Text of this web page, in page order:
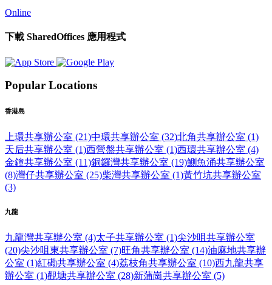
Online
下載 SharedOffices 應用程式
Popular Locations
香港島
上環共享辦公室 (21)中環共享辦公室 (32)北角共享辦公室 (1)
天后共享辦公室 (1)西營盤共享辦公室 (1)西環共享辦公室 (4)
金鐘共享辦公室 (11)銅鑼灣共享辦公室 (19)鰂魚涌共享辦公室
(8)灣仔共享辦公室 (25)柴灣共享辦公室 (1)黃竹坑共享辦公室
(3)
九龍
九龍灣共享辦公室 (4)太子共享辦公室 (1)尖沙咀共享辦公室
(20)尖沙咀東共享辦公室 (7)旺角共享辦公室 (14)油麻地共享辦
公室 (1)紅磡共享辦公室 (4)荔枝角共享辦公室 (10)西九龍共享
辦公室 (1)觀塘共享辦公室 (28)新蒲崗共享辦公室 (5)